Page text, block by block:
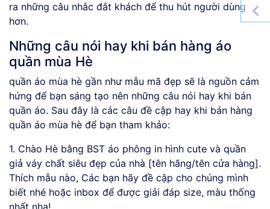
ra những câu nhắc đắt khách để thu hút người dùng
hơn.
Những câu nói hay khi bán hàng áo
quần mùa Hè
quần áo mùa hè gần như mẫu mã đẹp sẽ là nguồn cảm
hứng để bạn sáng tạo nên những câu nói hay khi bán
quần áo. Sau đây là các câu đề cập hay khi bán hàng
quần áo mùa hè để bạn tham khảo:
1. Chào Hè bằng BST áo phông in hình cute và quần
giả váy chất siêu đẹp của nhà [tên hãng/tên cửa hàng].
Thích mẫu nào, Các bạn hãy đề cập cho chúng mình
biết nhé hoặc inbox để được giải đáp size, màu thống